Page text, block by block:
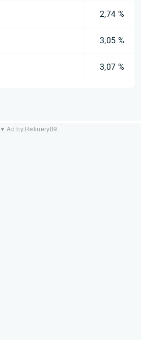
2,74 %
3,05 %
3,07 %
▼ Ad by Refinery89